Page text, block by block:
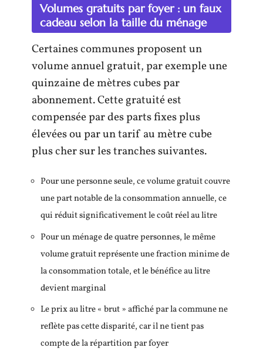
Volumes gratuits par foyer : un faux
cadeau selon la taille du ménage
Certaines communes proposent un
volume annuel gratuit, par exemple une
quinzaine de mètres cubes par
abonnement. Cette gratuité est
compensée par des parts fixes plus
élevées ou par un tarif au mètre cube
plus cher sur les tranches suivantes.
Pour une personne seule, ce volume gratuit couvre
une part notable de la consommation annuelle, ce
qui réduit significativement le coût réel au litre
Pour un ménage de quatre personnes, le même
volume gratuit représente une fraction minime de
la consommation totale, et le bénéfice au litre
devient marginal
Le prix au litre « brut » affiché par la commune ne
reflète pas cette disparité, car il ne tient pas
compte de la répartition par foyer